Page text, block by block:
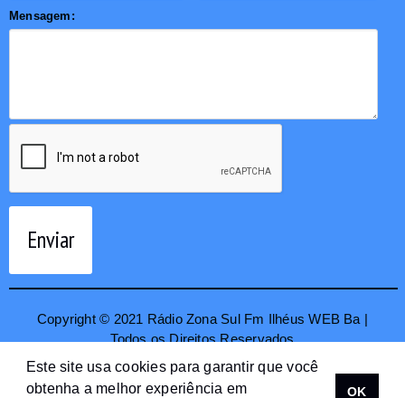
Mensagem:
Enviar
Este site usa cookies para garantir que você
obtenha a melhor experiência em
OK
Copyright © 2021 Rádio Zona Sul Fm Ilhéus WEB Ba |
Todos os Direitos Reservados